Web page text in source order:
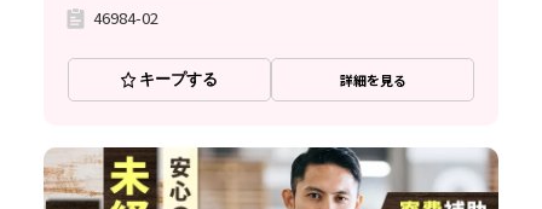
46984-02
キープする 詳細を見る